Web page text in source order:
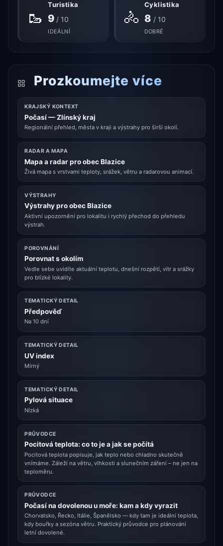
🥾
Turistika
9 / 10
IDEÁLNÍ
🚴
Cyklistika
8 / 10
DOBRÉ
Prozkoumejte více
KRAJSKÝ KONTEXT
Počasí — Zlínský kraj
Regionální přehled, města v kraji a výstrahy pro širší okolí.
RADAR A MAPA
Mapa a radar pro obec Blazice
Živá mapa s vrstvami teploty, srážek, větru a radarovou animací.
VÝSTRAHY
Výstrahy pro obec Blazice
Aktivní upozornění pro lokalitu i rychlý přechod do přehledu
výstrah.
POROVNÁNÍ
Porovnat s okolím
Vedle sebe uvidíte aktuální teplotu, dnešní rozpětí, vítr a srážky
pro blízké lokality.
TEMATICKÝ DETAIL
Předpověď
Na 10 dní
TEMATICKÝ DETAIL
UV index
Mírný
TEMATICKÝ DETAIL
Pylová situace
Nízká
PRŮVODCE
Pocitová teplota: co to je a jak se počítá
Pocitová teplota popisuje, jak teplo nebo chladno skutečně
vnímáme. Záleží na větru, vlhkosti a slunečním záření – ne jen na
teploměru.
PRŮVODCE
Počasí na dovolenou u moře: kam a kdy vyrazit
Chorvatsko, Řecko, Itálie, Španělsko — kdy tam je ideální teplota,
kdy bouřky a sezóna větru. Praktický průvodce pro plánování
letní dovolené.